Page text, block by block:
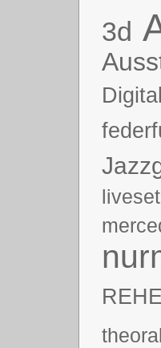
3d
liveset
theoral